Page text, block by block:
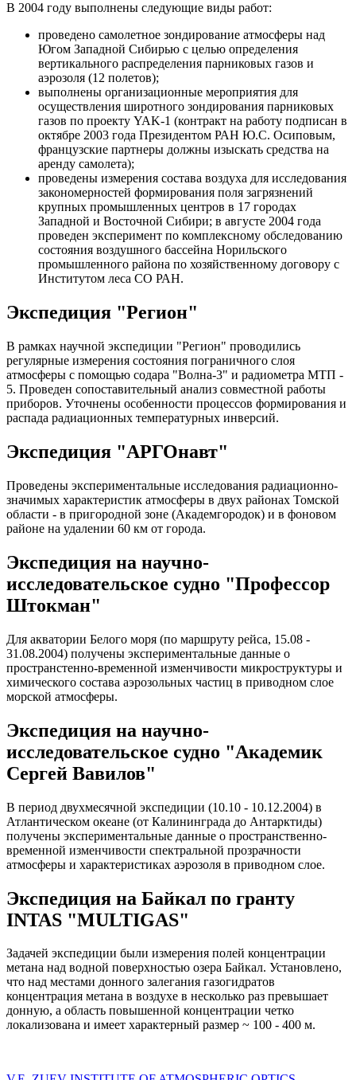
В 2004 году выполнены следующие виды работ:
проведено самолетное зондирование атмосферы над
Югом Западной Сибирью с целью определения
вертикального распределения парниковых газов и
аэрозоля (12 полетов);
выполнены организационные мероприятия для
осуществления широтного зондирования парниковых
газов по проекту YAK-1 (контракт на работу подписан в
октябре 2003 года Президентом РАН Ю.С. Осиповым,
французские партнеры должны изыскать средства на
аренду самолета);
проведены измерения состава воздуха для исследования
закономерностей формирования поля загрязнений
крупных промышленных центров в 17 городах
Западной и Восточной Сибири; в августе 2004 года
проведен эксперимент по комплексному обследованию
состояния воздушного бассейна Норильского
промышленного района по хозяйственному договору с
Институтом леса СО РАН.
Экспедиция "Регион"
В рамках научной экспедиции "Регион" проводились
регулярные измерения состояния пограничного слоя
атмосферы с помощью содара "Волна-3" и радиометра МТП -
5. Проведен сопоставительный анализ совместной работы
приборов. Уточнены особенности процессов формирования и
распада радиационных температурных инверсий.
Экспедиция "АРГОнавт"
Проведены экспериментальные исследования радиационно-
значимых характеристик атмосферы в двух районах Томской
области - в пригородной зоне (Академгородок) и в фоновом
районе на удалении 60 км от города.
Экспедиция на научно-
исследовательское судно "Профессор
Штокман"
Для акватории Белого моря (по маршруту рейса, 15.08 -
31.08.2004) получены экспериментальные данные о
пространстенно-временной изменчивости микроструктуры и
химического состава аэрозольных частиц в приводном слое
морской атмосферы.
Экспедиция на научно-
исследовательское судно "Академик
Сергей Вавилов"
В период двухмесячной экспедиции (10.10 - 10.12.2004) в
Атлантическом океане (от Калининграда до Антарктиды)
получены экспериментальные данные о пространственно-
временной изменчивости спектральной прозрачности
атмосферы и характеристиках аэрозоля в приводном слое.
Экспедиция на Байкал по гранту
INTAS "MULTIGAS"
Задачей экспедиции были измерения полей концентрации
метана над водной поверхностью озера Байкал. Установлено,
что над местами донного залегания газогидратов
концентрация метана в воздухе в несколько раз превышает
донную, а область повышенной концентрации четко
локализована и имеет характерный размер ~ 100 - 400 м.